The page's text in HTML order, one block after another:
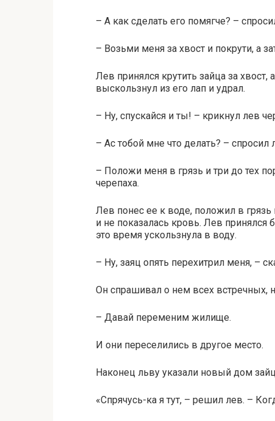
– А как сделать его помягче? –
– Возьми меня за хвост и покрути, а
Лев принялся крутить зайца за
выскользнул из его лап и удрал.
– Ну, спускайся и ты! – крикнул лев
– Ас тобой мне что делать? – спросил
– Положи меня в грязь и три до тех
черепаха.
Лев понес ее к воде, положил в грязь
и не показалась кровь. Лев принялся
это время ускользнула в воду.
– Ну, заяц опять перехитрил меня, –
Он спрашивал о нем всех встречных,
– Давай переменим жилище.
И они переселились в другое место.
Наконец льву указали новый дом
«Спрячусь-ка я тут, – решил лев. –